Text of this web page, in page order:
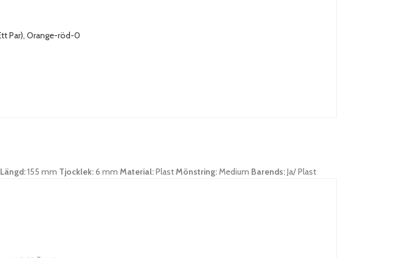
Längd:155 mm Tjocklek:6 mm Material:PlastMönstring:Medium Barends:Ja/ Plast